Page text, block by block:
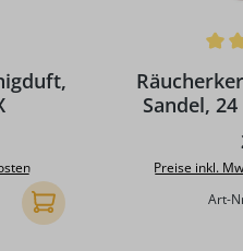
In den Warenkorb
Sandel,
Preise inkl.
Art-